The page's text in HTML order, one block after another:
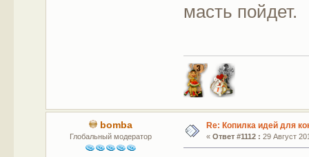
масть пойдет.
bomba
Глобальный модератор
Re: Копилка идей для
« Ответ #1112 : 29 Август